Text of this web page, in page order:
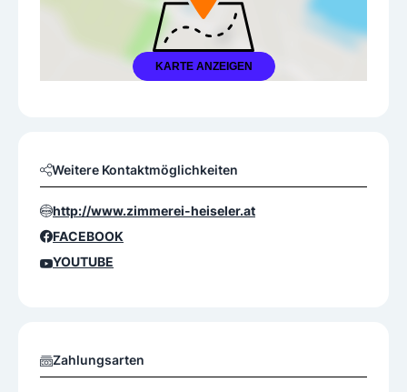
KARTE ANZEIGEN
Weitere Kontaktmöglichkeiten
http://www.zimmerei-heiseler.at
FACEBOOK
YOUTUBE
Zahlungsarten